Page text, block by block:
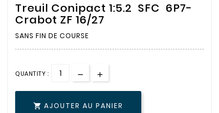
Treuil Conipact 1:5.2 SFC 6P7-
Crabot ZF 16/27
SANS FIN DE COURSE
QUANTITY :
 AJOUTER AU PANIER